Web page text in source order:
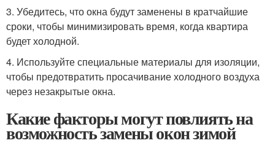
3. Убедитесь, что окна будут заменены в кратчайшие
сроки, чтобы минимизировать время, когда квартира
будет холодной.
4. Используйте специальные материалы для изоляции,
чтобы предотвратить просачивание холодного воздуха
через незакрытые окна.
Какие факторы могут повлиять на
возможность замены окон зимой